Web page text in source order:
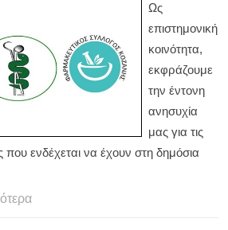
Ως
επιστημονική
κοινότητα,
εκφράζουμε
την έντονη
ανησυχία
μας για τις
που ενδέχεται να έχουν στη δημόσια